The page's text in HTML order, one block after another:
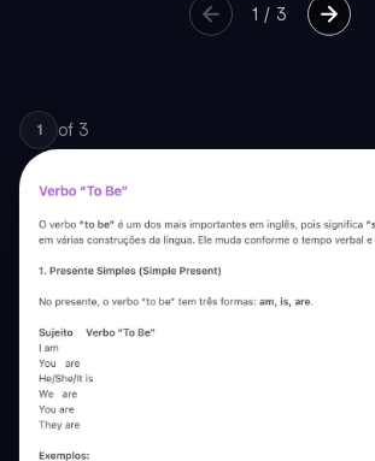
1 / 3
1 of 3